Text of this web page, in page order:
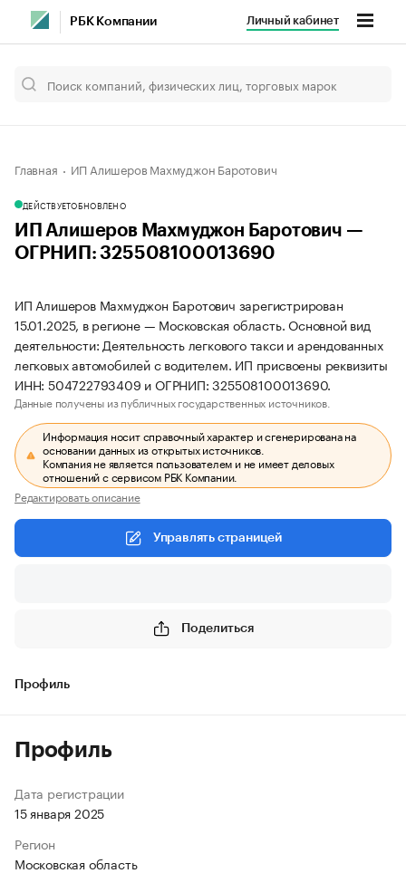
РБК Компании Личный кабинет
Главная ИП Алишеров Махмуджон Баротович
ДЕЙСТВУЕТОБНОВЛЕНО
ИП Алишеров Махмуджон Баротович —
ОГРНИП: 325508100013690
ИП Алишеров Махмуджон Баротович зарегистрирован
15.01.2025, в регионе — Московская область. Основной вид
деятельности: Деятельность легкового такси и арендованных
легковых автомобилей с водителем. ИП присвоены реквизиты
ИНН: 504722793409 и ОГРНИП: 325508100013690.
Данные получены из публичных государственных источников.
Информация носит справочный характер и сгенерирована на
основании данных из открытых источников.
Компания не является пользователем и не имеет деловых
отношений с сервисом РБК Компании.
Редактировать описание
Управлять страницей
Поделиться
Профиль
Профиль
Дата регистрации
15 января 2025
Регион
Московская область